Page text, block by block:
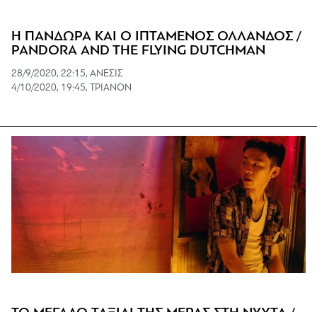
Η ΠΑΝΔΩΡΑ ΚΑΙ Ο ΙΠΤΑΜΕΝΟΣ ΟΛΛΑΝΔΟΣ /
PANDORA AND THE FLYING DUTCHMAN
28/9/2020, 22:15, ΑΝΕΣΙΣ
4/10/2020, 19:45, ΤΡΙΑΝΟΝ